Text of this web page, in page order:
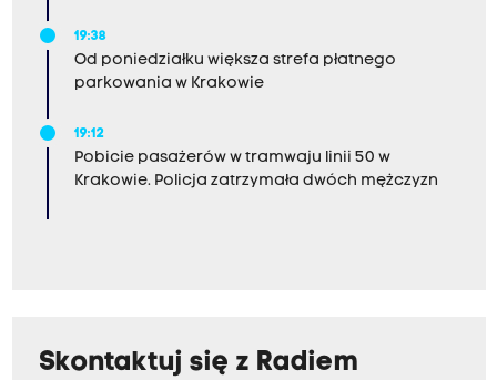
19:38
Od poniedziałku większa strefa płatnego
parkowania w Krakowie
19:12
Pobicie pasażerów w tramwaju linii 50 w
Krakowie. Policja zatrzymała dwóch mężczyzn
Skontaktuj się z Radiem